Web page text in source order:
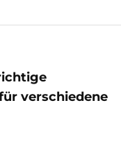
verschiedene